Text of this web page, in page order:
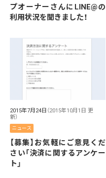
プオーナーさんにLINE@の
利用状況を聞きました！
2015年7月24日 （2015年10月1日 更
新）
ニュース
【募集】お気軽にご意見くだ
さい「決済に関するアンケー
ト」